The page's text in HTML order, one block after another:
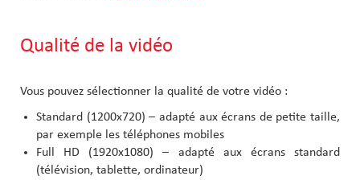
Qualité de la vidéo
Vous pouvez sélectionner la qualité de votre vidéo :
Standard (1200x720) – adapté aux écrans de petite taille,
par exemple les téléphones mobiles
Full HD (1920x1080) – adapté aux écrans standard
(télévision, tablette, ordinateur)